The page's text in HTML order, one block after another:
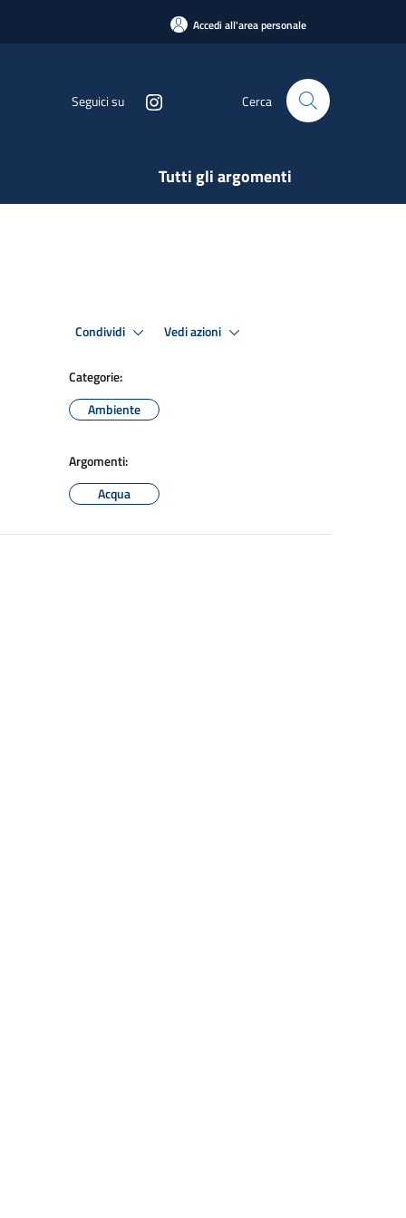
Accedi all'area personale
Seguici su Cerca
Tutti gli argomenti
Condividi Vedi azioni
Categorie:
Ambiente
Argomenti:
Acqua